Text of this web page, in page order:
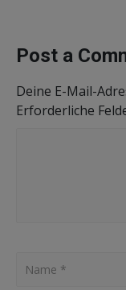
Post a
Deine E-Mail-
Erforderliche